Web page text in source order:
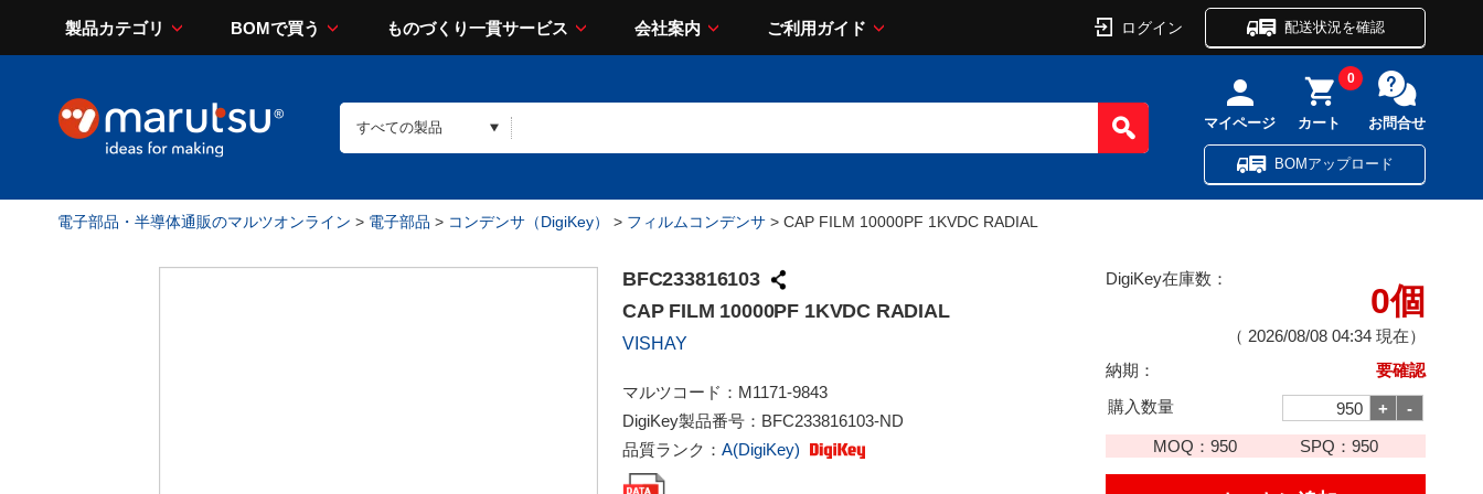
製品カテゴリ BOMで買う ものづくり一貫サービス 会社案内 ご利用ガイド ログイン 配送状況を確認
マイページ カート
0
お問合せ
BOMアップロード
電子部品・半導体通販のマルツオンライン > 電子部品 > コンデンサ（DigiKey） > フィルムコンデンサ > CAP FILM 10000PF 1KVDC RADIAL
BFC233816103
CAP FILM 10000PF 1KVDC RADIAL
VISHAY
マルツコード： M1171-9843
DigiKey製品番号： BFC233816103-ND
品質ランク： A(DigiKey)
DigiKey在庫数：
0個
（ 2026/08/08 04:34 現在）
納期：
要確認
購入数量
MOQ：950 SPQ： 950